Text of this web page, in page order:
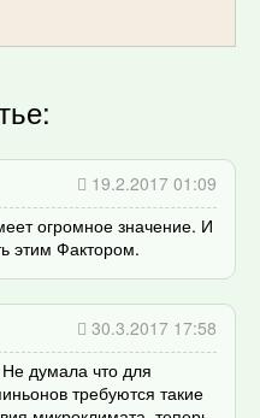
19.2.2017 01:09
огромное значение. И
этим Фактором.
30.3.2017 17:58
думала что для
требуются такие